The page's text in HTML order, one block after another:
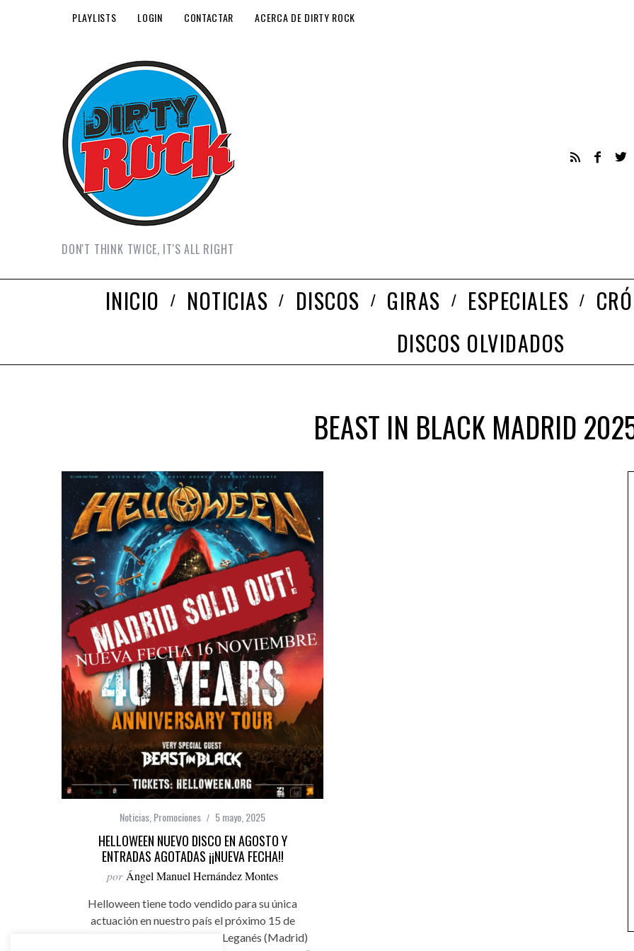
PLAYLISTS LOGIN CONTACTAR ACERCA DE DIRTY ROCK
DON'T THINK TWICE, IT'S ALL RIGHT
INICIO NOTICIAS DISCOS GIRAS ESPECIALES
DISCOS OLVIDADOS
BEAST IN BLACK MADRID
Noticias Promociones 5 mayo, 2025
HELLOWEEN NUEVO DISCO EN AGOSTO Y
ENTRADAS AGOTADAS ¡¡NUEVA FECHA!!
por Ángel Manuel Hernández Montes
Helloween tiene todo vendido para su única
actuación en nuestro país el próximo 15 de
Noviembre en La Cubierta de Leganés (Madrid)